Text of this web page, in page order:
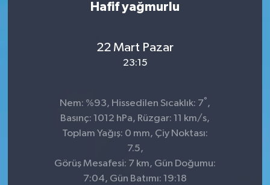
Hafif yağmurlu
22 Mart Pazar
23:15
Nem: %93, Hissedilen Sıcaklık: 7° ,
Basınç: 1012 hPa, Rüzgar: 11 km/s,
Toplam Yağış: 0 mm, Çiy Noktası:
7.5,
Görüş Mesafesi: 7 km, Gün Doğumu:
7:04, Gün Batımı: 19:18